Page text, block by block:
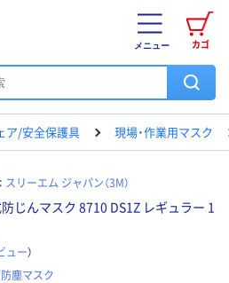
カゴ
メニュー
ア/安全保護具 現場・作業用マスク
スリーエム ジャパン（3M）
防じんマスク 8710 DS1Z レギュラー 1
ュー）
塵マスク